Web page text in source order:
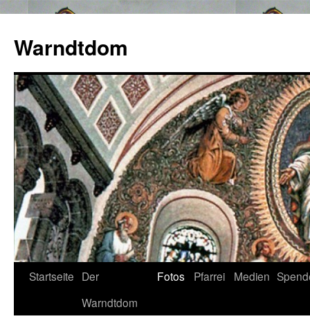
springen
Warndtdom
Startseite Der
Warndtdom
Fotos Pfarrei Medien